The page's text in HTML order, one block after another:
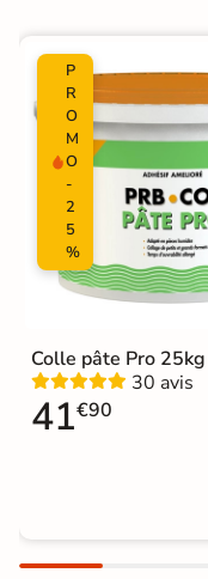
Pose
Support
Normes
Origine
Catégories
P
R
O
M
O
-
2
5
%
Colle pâte Pro 25kg
30 avis
41€90